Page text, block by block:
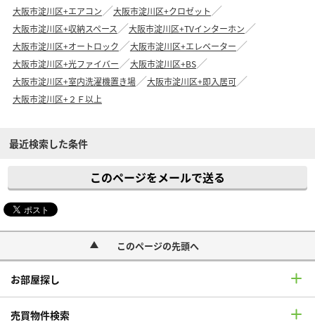
大阪市淀川区+エアコン
大阪市淀川区+クロゼット
大阪市淀川区+収納スペース
大阪市淀川区+TVインターホン
大阪市淀川区+オートロック
大阪市淀川区+エレベーター
大阪市淀川区+光ファイバー
大阪市淀川区+BS
大阪市淀川区+室内洗濯機置き場
大阪市淀川区+即入居可
大阪市淀川区+２Ｆ以上
最近検索した条件
このページをメールで送る
このページの先頭へ
お部屋探し
売買物件検索